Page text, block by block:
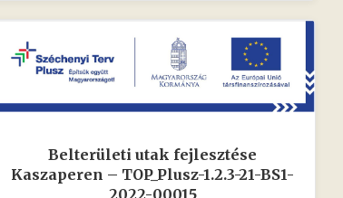
Belterületi utak fejlesztése
Kaszaperen – TOP_Plusz-1.2.3-21-BS1-